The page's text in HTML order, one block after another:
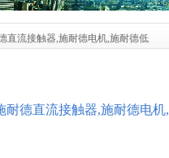
直流接触器,施耐德电机,施耐德低
耐德直流接触器,施耐德电机,